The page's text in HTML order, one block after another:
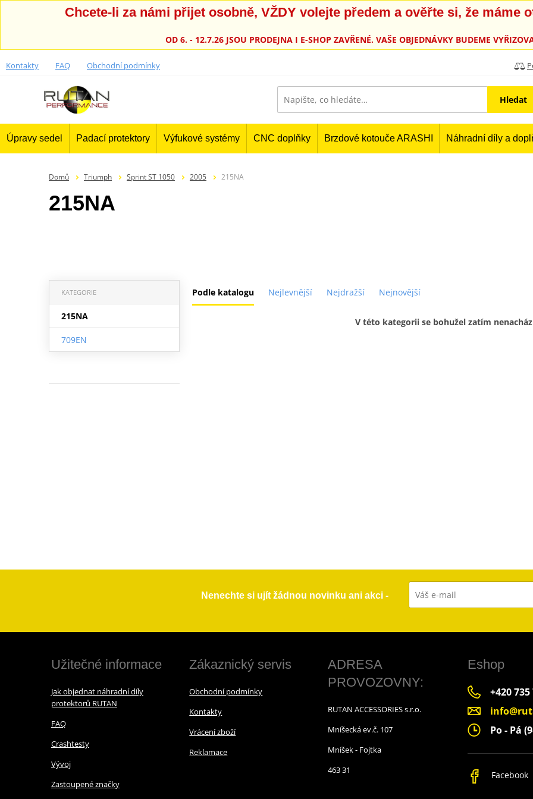
Chcete-li za námi přijet osobně, VŽDY volejte předem a ověřte si, že máme
OD 6. - 12.7.26 JSOU PRODEJNA I E-SHOP ZAVŘENÉ. VAŠE OBJEDNÁVKY BUDEME
Kontakty FAQ Obchodní podmínky
Hledat
Úpravy sedel Padací protektory Výfukové systémy CNC doplňky Brzdové kotouče ARASHI Náhradní díly a
Domů Triumph Sprint ST 1050 2005 215NA
215NA
Podle katalogu Nejlevnější Nejdražší Nejnovější
KATEGORIE
215NA
709EN
V této kategorii se bohužel zatím
Nenechte si ujít žádnou novinku ani akci -
Užitečné informace
Jak objednat náhradní díly
protektorů RUTAN
FAQ
Crashtesty
Vývoj
Zastoupené značky
Zákaznický servis
Obchodní podmínky
Kontakty
Vrácení zboží
Reklamace
ADRESA
PROVOZOVNY:
RUTAN ACCESSORIES s.r.o.
Mníšecká ev.č. 107
Mníšek - Fojtka
463 31
Eshop
+420 735
Po - Pá
Facebook